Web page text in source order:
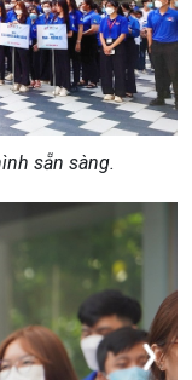
sẵn sàng.